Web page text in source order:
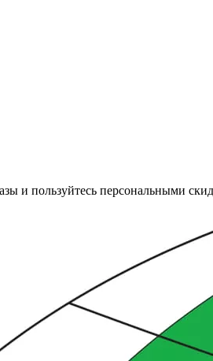
и пользуйтесь персональными